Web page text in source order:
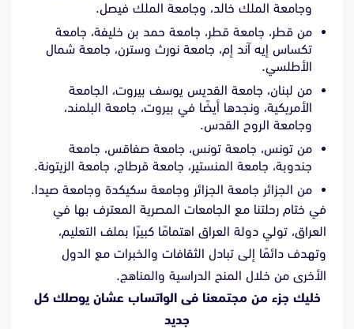
وجامعة الملك خالد، وجامعة الملك فيصل.
من قطر، جامعة قطر، جامعة حمد بن خليفة، جامعة
تكساس إيه آند إم، جامعة نورث وسترن، جامعة شمال
الأطلسي.
من لبنان، جامعة القديس يوسف بيروت، الجامعة
الأمريكية، ونجدها أيضًا في بيروت، جامعة البلمند،
وجامعة الروح القدس.
من تونس، جامعة تونس، جامعة صفاقس، جامعة
جندوبة، جامعة المنستير، جامعة قرطاج، جامعة الزيتونة.
من الجزائر جامعة الجزائر وجامعة سكيكدة وجامعة صيدا.
في ختام رحلتنا مع الجامعات المصرية المعترف بها في
العراق، تولي دولة العراق اهتمامًا كبيرًا بملف التعليم،
وتهدف دائمًا إلى تبادل الثقافات والخبرات مع الدول
الأخرى من خلال المنح الدراسية والمناهج.
خليك جزء من مجتمعنا فى الواتساب عشان يوصلك كل
جديد